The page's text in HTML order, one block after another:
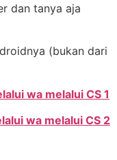
dan tanya aja
(bukan dari
wa melalui CS 1
wa melalui CS 2